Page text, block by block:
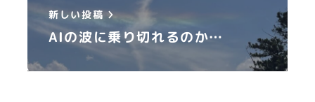
新しい投稿
AIの波に乗り切れるのか…